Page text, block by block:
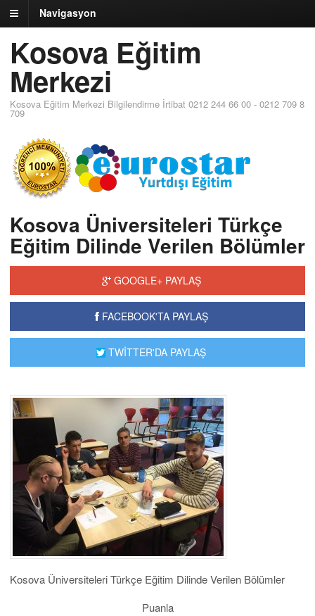
Navigasyon
Kosova Eğitim
Merkezi
Kosova Eğitim Merkezi Bilgilendirme İrtibat 0212 244 66 00 - 0212 709 8
709
Kosova Üniversiteleri Türkçe
Eğitim Dilinde Verilen Bölümler
GOOGLE+ PAYLAŞ
FACEBOOK'TA PAYLAŞ
TWİTTER'DA PAYLAŞ
Kosova Üniversiteleri Türkçe Eğitim Dilinde Verilen Bölümler
Puanla